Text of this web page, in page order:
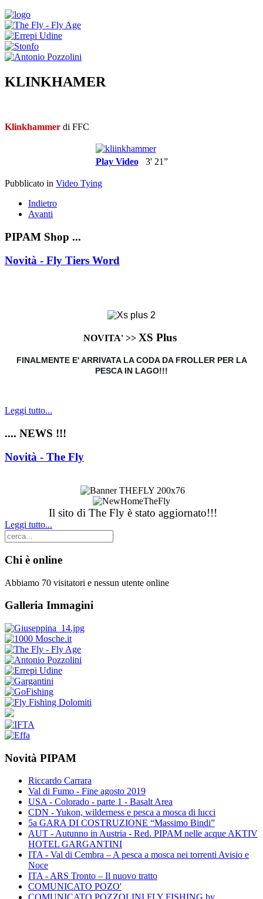
KLINKHAMER
Klinkhammer di FFC
Play Video 3' 21”
Pubblicato in Video Tying
Indietro
Avanti
PIPAM Shop ...
Novità - Fly Tiers Word
NOVITA' >> XS Plus
FINALMENTE E' ARRIVATA LA CODA DA FROLLER PER LA
PESCA IN LAGO!!!
Leggi tutto...
.... NEWS !!!
Novità - The Fly
Il sito di The Fly è stato aggiornato!!!
Leggi tutto...
Chi è online
Abbiamo 70 visitatori e nessun utente online
Galleria Immagini
Novità PIPAM
Riccardo Carrara
Val di Fumo - Fine agosto 2019
USA - Colorado - parte 1 - Basalt Area
CDN - Yukon, wilderness e pesca a mosca di lucci
5a GARA DI COSTRUZIONE “Massimo Bindi”
AUT - Autunno in Austria - Red. PIPAM nelle acque AKTIV
HOTEL GARGANTINI
ITA - Val di Cembra – A pesca a mosca nei torrenti Avisio e
Noce
ITA - ARS Tronto – Il nuovo tratto
COMUNICATO POZO'